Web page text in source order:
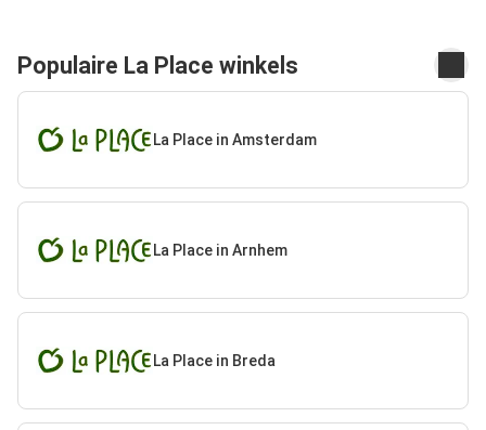
Populaire La Place winkels
La Place in Amsterdam
La Place in Arnhem
La Place in Breda